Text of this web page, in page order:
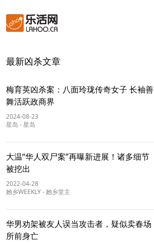
最新凶杀文章
梅育英凶杀案：八面玲珑传奇女子 长袖善
舞活跃政商界
2024-08-23
星岛 -星岛
大温“华人双尸案”再曝新进展！诸多细节
被挖出
2022-04-28
她乡WEEKLY-她乡堂主
华男劝架被友人误当攻击者，疑似卖春场
所前身亡